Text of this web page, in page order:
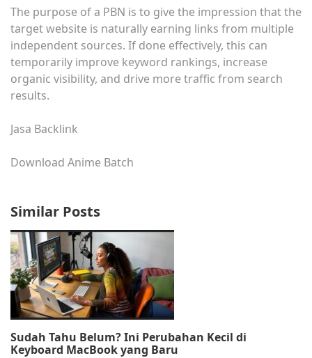
The purpose of a PBN is to give the impression that the
target website is naturally earning links from multiple
independent sources. If done effectively, this can
temporarily improve keyword rankings, increase
organic visibility, and drive more traffic from search
results.
Jasa Backlink
Download Anime Batch
Similar Posts
Sudah Tahu Belum? Ini Perubahan Kecil di
Keyboard MacBook yang Baru